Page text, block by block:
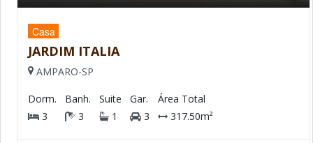
Casa
JARDIM ITALIA
AMPARO-SP
Dorm.
3
Banh.
3
Suite
1
Gar.
3
Área Total
317.50m²